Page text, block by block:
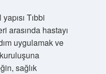
Tıbbi
arasında hastayı
uygulamak ve
sağlık